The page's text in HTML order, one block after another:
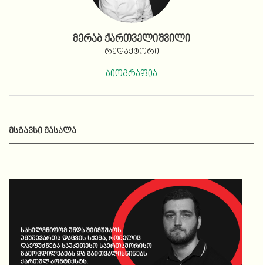
მერაბ ქართველიშვილი
რედაქტორი
ბიოგრაფია
ᲛᲡᲒᲐᲕᲡᲘ ᲛᲐᲡᲐᲚᲐ